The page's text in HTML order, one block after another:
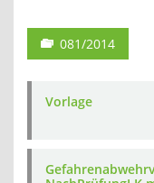
081/2014
Vorlage